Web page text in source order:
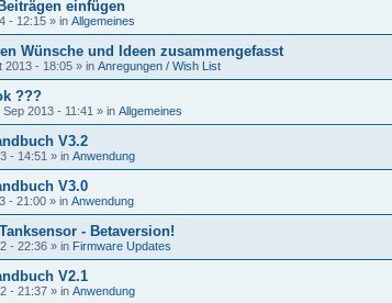
einfügen
- 12:15 » in Allgemeines
Wünsche und Ideen zusammengefasst
2013 - 18:05 » in Anregungen / Wish List
???
Sep 2013 - 11:41 » in Allgemeines
V3.2
- 14:51 » in Anwendung
V3.0
- 21:00 » in Anwendung
- Betaversion!
- 22:36 » in Firmware Updates
V2.1
- 21:37 » in Anwendung